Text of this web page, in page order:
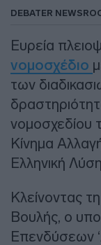
DEBATER
Ευρεία
νομοσχέδιο
των
νομοσχεδίου
Κίνημα
Ελληνική
Κλείνοντας
Βουλής, ο
Επενδύσεων